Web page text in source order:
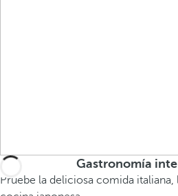
Gastronomía
Pruebe la deliciosa comida